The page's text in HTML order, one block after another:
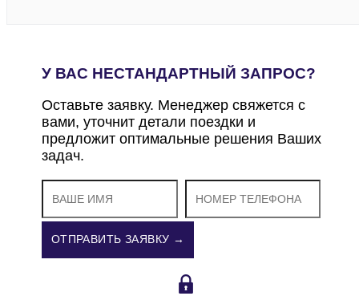
У ВАС НЕСТАНДАРТНЫЙ ЗАПРОС?
Оставьте заявку. Менеджер свяжется с
вами, уточнит детали поездки и
предложит оптимальные решения Ваших
задач.
ОТПРАВИТЬ ЗАЯВКУ →